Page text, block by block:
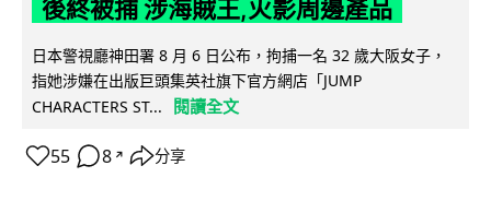
後終被捕 涉海賊王,火影周邊產品
日本警視廳神田署 8 月 6 日公布，拘捕一名 32 歲大阪女子，
指她涉嫌在出版巨頭集英社旗下官方網店「JUMP
CHARACTERS ST...
閱讀全文
55 8 ↗ 分享